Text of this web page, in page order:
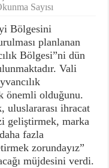
Sayısı
Bölgesini
planlanan
Bölgesi”ni dün
Vali
önemli olduğunu.
uluslararası ihracat
geliştirmek, marka
fazla
zorundayız”
müjdesini verdi.